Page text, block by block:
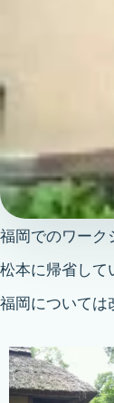
福岡でのワーク
松本に帰省して
福岡については